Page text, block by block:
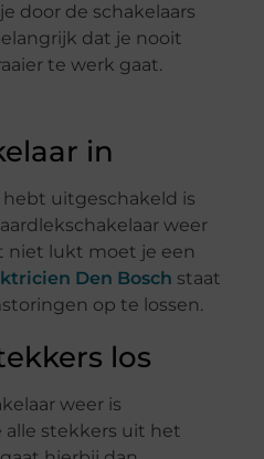
door de schakelaars
dat je nooit
te werk gaat.
in
hebt uitgeschakeld is
weer
niet lukt moet je een
Den Bosch staat
op te lossen.
los
weer is
stekkers uit het